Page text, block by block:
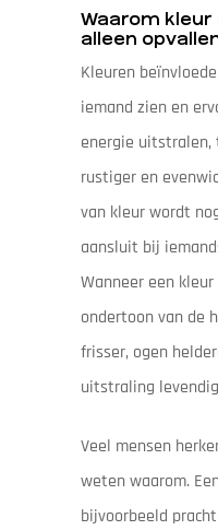
Waarom
alleen
Kleuren
iemand zien en
energie
rustiger en
van kleur wordt
aansluit bij
Wanneer een
ondertoon van de
frisser, ogen
uitstraling
Veel mensen
weten waarom.
bijvoorbeeld